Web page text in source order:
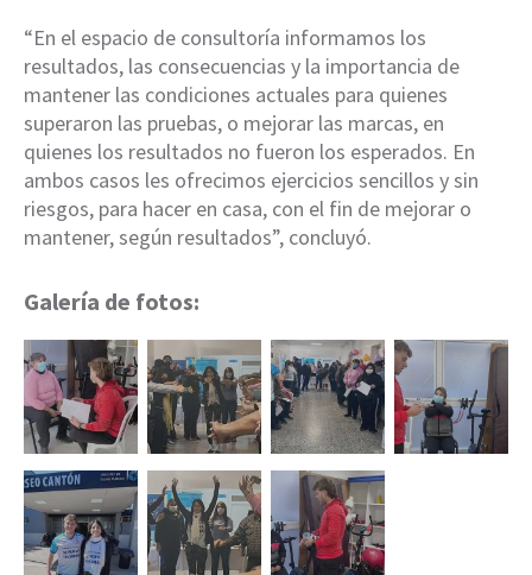
“En el espacio de consultoría informamos los
resultados, las consecuencias y la importancia de
mantener las condiciones actuales para quienes
superaron las pruebas, o mejorar las marcas, en
quienes los resultados no fueron los esperados. En
ambos casos les ofrecimos ejercicios sencillos y sin
riesgos, para hacer en casa, con el fin de mejorar o
mantener, según resultados”, concluyó.
Galería de fotos: